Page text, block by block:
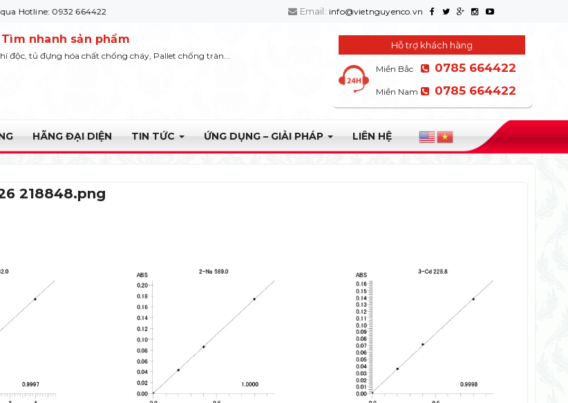
0932 664422 Email: info@vietnguyenco.vn
Tìm nhanh sản phẩm
độc, tủ đựng hóa chất chống cháy, Pallet chống tràn...
Hỗ trợ khách hàng
Miền Bắc 0785 664422
Miền Nam 0785 664422
HÃNG ĐẠI DIỆN TIN TỨC ỨNG DỤNG – GIẢI PHÁP LIÊN HỆ
218848.png